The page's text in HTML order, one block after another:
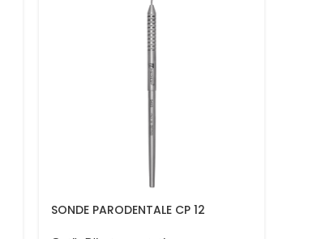
SONDE PARODENTALE CP 12